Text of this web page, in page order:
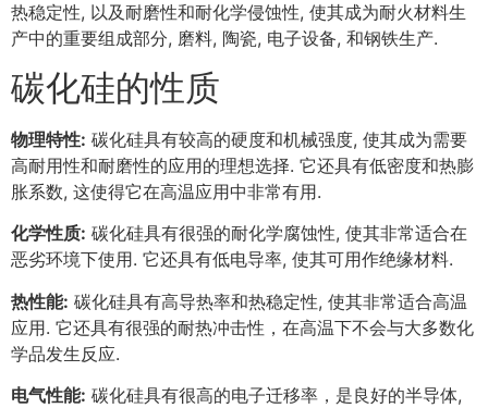
热稳定性, 以及耐磨性和耐化学侵蚀性, 使其成为耐火材料生
产中的重要组成部分, 磨料, 陶瓷, 电子设备, 和钢铁生产.
碳化硅的性质
物理特性: 碳化硅具有较高的硬度和机械强度, 使其成为需要
高耐用性和耐磨性的应用的理想选择. 它还具有低密度和热膨
胀系数, 这使得它在高温应用中非常有用.
化学性质: 碳化硅具有很强的耐化学腐蚀性, 使其非常适合在
恶劣环境下使用. 它还具有低电导率, 使其可用作绝缘材料.
热性能: 碳化硅具有高导热率和热稳定性, 使其非常适合高温
应用. 它还具有很强的耐热冲击性，在高温下不会与大多数化
学品发生反应.
电气性能: 碳化硅具有很高的电子迁移率，是良好的半导体,